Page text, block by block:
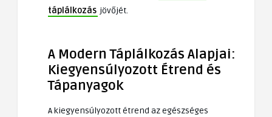
táplálkozás jövőjét.
A Modern Táplálkozás Alapjai:
Kiegyensúlyozott Étrend és
Tápanyagok
A kiegyensúlyozott étrend az egészséges